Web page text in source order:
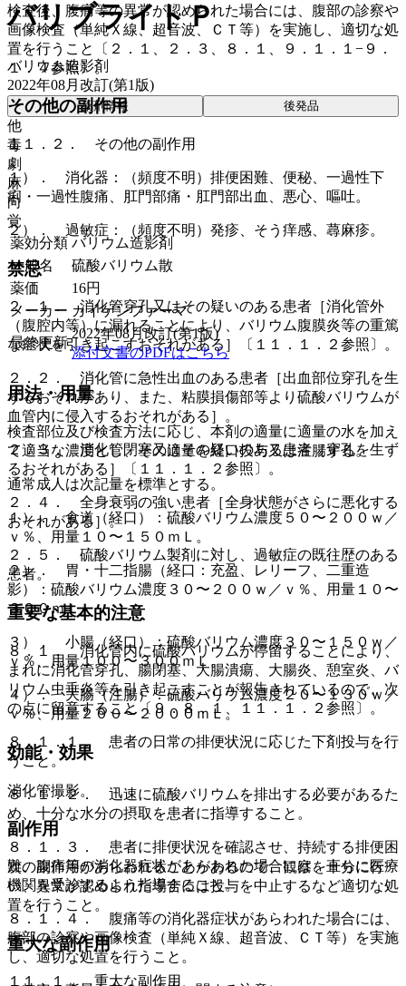
検査後、腹痛等の異常が認められた場合には、腹部の診察や
画像検査（単純Ｘ線、超音波、ＣＴ等）を実施し、適切な処
置を行うこと〔２．１、２．３、８．１、９．１．１−９．
１．４参照〕。
その他の副作用
１１．２． その他の副作用
１）． 消化器：（頻度不明）排便困難、便秘、一過性下
痢・一過性腹痛、肛門部痛・肛門部出血、悪心、嘔吐。
２）． 過敏症：（頻度不明）発疹、そう痒感、蕁麻疹。
禁忌
２．１． 消化管穿孔又はその疑いのある患者［消化管外
（腹腔内等）に漏れることにより、バリウム腹膜炎等の重篤
な症状を引き起こすおそれがある］〔１１．１．２参照〕。
２．２． 消化管に急性出血のある患者［出血部位穿孔を生
ずるおそれがあり、また、粘膜損傷部等より硫酸バリウムが
血管内に侵入するおそれがある］。
２．３． 消化管閉塞又はその疑いのある患者［穿孔を生ず
るおそれがある］〔１１．１．２参照〕。
２．４． 全身衰弱の強い患者［全身状態がさらに悪化する
おそれがある］。
２．５． 硫酸バリウム製剤に対し、過敏症の既往歴のある
患者。
重要な基本的注意
８．１． 消化管内に硫酸バリウムが停留することにより、
まれに消化管穿孔、腸閉塞、大腸潰瘍、大腸炎、憩室炎、バ
リウム虫垂炎等を引き起こすことが報告されているので、次
の点に留意すること〔９．８．１、１１．１．２参照〕。
８．１．１． 患者の日常の排便状況に応じた下剤投与を行
うこと。
８．１．２． 迅速に硫酸バリウムを排出する必要があるた
め、十分な水分の摂取を患者に指導すること。
８．１．３． 患者に排便状況を確認させ、持続する排便困
難、腹痛等の消化器症状があらわれた場合には、直ちに医療
機関を受診するよう指導すること。
８．１．４． 腹痛等の消化器症状があらわれた場合には、
腹部の診察や画像検査（単純Ｘ線、超音波、ＣＴ等）を実施
し、適切な処置を行うこと。
バリブライトＰ
バリウム造影剤
2022年08月改訂(第1版)
薬剤情報 後発品
他
毒
劇
麻
向
覚
薬効分類 バリウム造影剤
一般名
硫酸バリウム散
薬価
16円
メーカー カイゲンファーマ
最終更新
2022年08月改訂(第1版)
添付文書のPDFはこちら
用法・用量
検査部位及び検査方法に応じ、本剤の適量に適量の水を加え
て適当な濃度とし、その適量を経口投与又は注腸する。
通常成人は次記量を標準とする。
１）． 食道（経口）：硫酸バリウム濃度５０〜２００ｗ／
ｖ％、用量１０〜１５０ｍＬ。
２）． 胃・十二指腸（経口：充盈、レリーフ、二重造
影）：硫酸バリウム濃度３０〜２００ｗ／ｖ％、用量１０〜
３００ｍＬ。
３）． 小腸（経口）：硫酸バリウム濃度３０〜１５０ｗ／
ｖ％、用量１００〜３００ｍＬ。
４）． 大腸（注腸）：硫酸バリウム濃度２０〜１３０ｗ／
ｖ％、用量２００〜２０００ｍＬ。
効能・効果
消化管撮影。
副作用
次の副作用があらわれることがあるので、観察を十分に行
い、異常が認められた場合には投与を中止するなど適切な処
置を行うこと。
重大な副作用
１１．１． 重大な副作用